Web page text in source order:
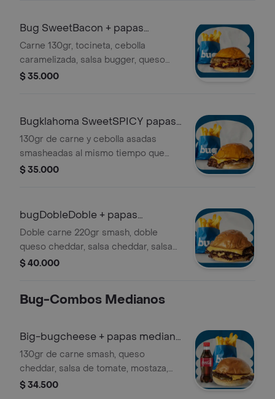
Bug SweetBacon + papas
medianas
Carne 130gr, tocineta, cebolla
caramelizada, salsa bugger, queso
cheddar. Con papas medianas
$ 35.000
Bugklahoma SweetSPICY papas
medianas
130gr de carne y cebolla asadas
smasheadas al mismo tiempo que
dan un toque unico al estilo Oklahoma,
cheddar.
$ 35.000
bugDobleDoble + papas
medianas
Doble carne 220gr smash, doble
queso cheddar, salsa cheddar, salsa
de la casa. Con papas mediana.
$ 40.000
Bug-Combos Medianos
Big-bugcheese + papas mediana
y bebida
130gr de carne smash, queso
cheddar, salsa de tomate, mostaza,
cebollita, pepinillo. Incluye papas
$ 34.500